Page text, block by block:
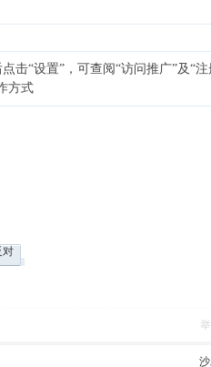
击“设置”，可查阅“访问推广”及“注
方式
对